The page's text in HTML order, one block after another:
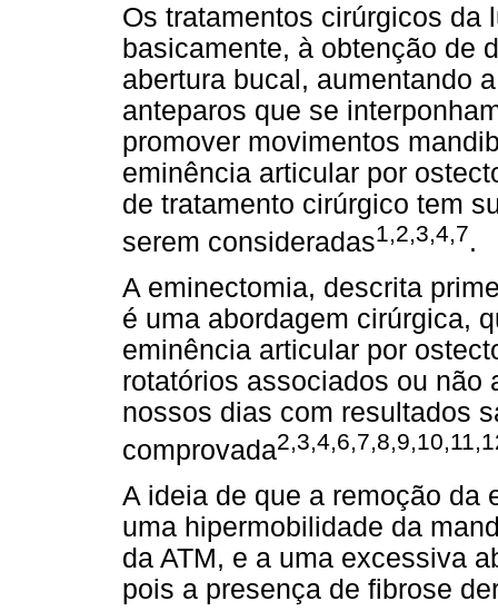
Os tratamentos cirúrgicos da
basicamente, à obtenção de
abertura bucal, aumentando
anteparos que se
promover movimentos
eminência articular por
de tratamento cirúrgico tem
serem consideradas1,2,3,4,7.
A eminectomia, descrita
é uma abordagem cirúrgica,
eminência articular por
rotatórios associados ou não
nossos dias com resultados
comprovada
A ideia de que a remoção da
uma hipermobilidade da
da ATM, e a uma excessiva
pois a presença de fibrose